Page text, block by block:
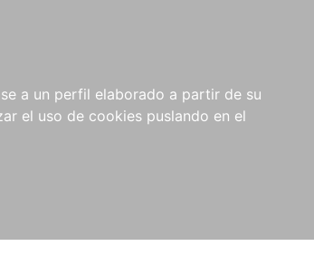
a un perfil elaborado a partir de su
el uso de cookies puslando en el